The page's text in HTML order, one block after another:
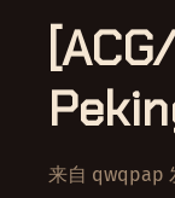
来自 qwqpap